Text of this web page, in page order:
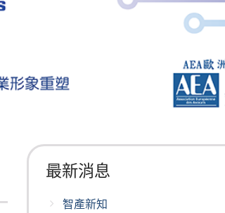
最新消息
智產新知